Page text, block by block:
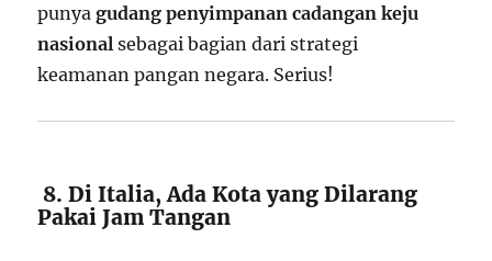
punyagudang penyimpanan cadangan keju
nasional sebagai bagian dari strategi
keamanan pangan negara. Serius!
8. Di Italia, Ada Kota yang Dilarang
Pakai Jam Tangan